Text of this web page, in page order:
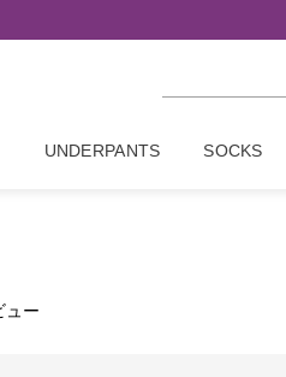
UNDERPANTS SOCKS
ュー